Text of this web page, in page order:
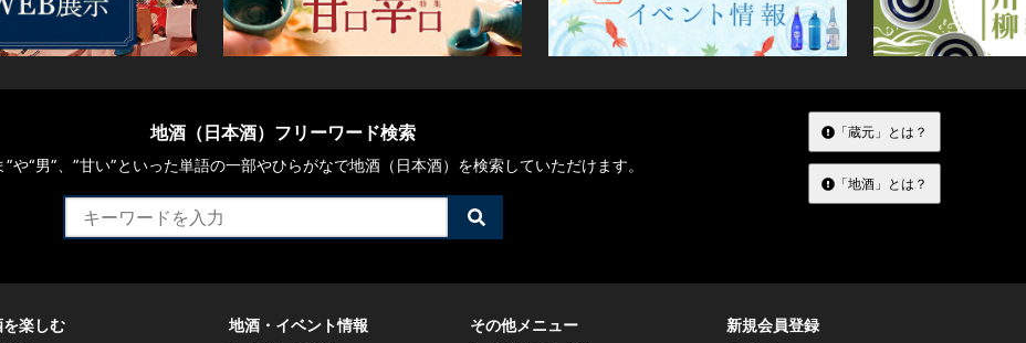
地酒（日本酒）フリーワード検索
”や“男”、”甘い”といった単語の一部やひらがなで地酒（日本酒）を検索していただけます。
検
索
「蔵元」とは？
「地酒」とは？
楽しむ
地酒・イベント情報
その他メニュー
新規会員登録